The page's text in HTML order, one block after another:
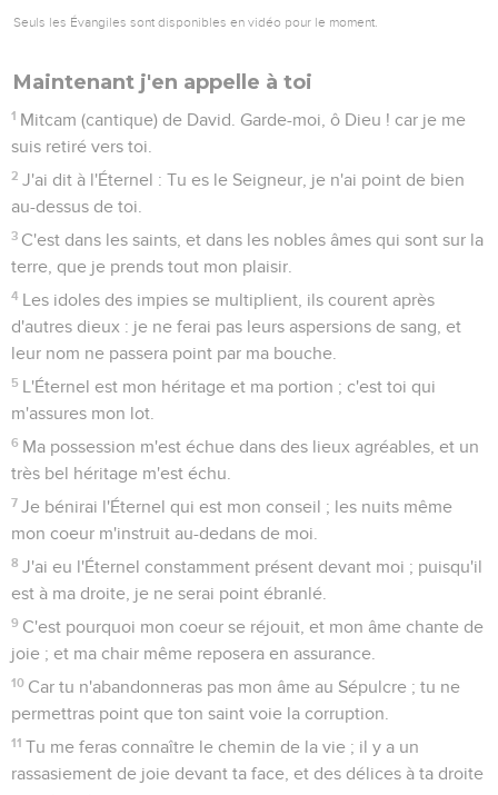
Seuls les Évangiles sont disponibles en vidéo pour le moment.
Maintenant j'en appelle à toi
1 Mitcam (cantique) de David. Garde-moi, ô Dieu ! car je me
suis retiré vers toi.
2 J'ai dit à l'Éternel : Tu es le Seigneur, je n'ai point de bien
au-dessus de toi.
3 C'est dans les saints, et dans les nobles âmes qui sont sur la
terre, que je prends tout mon plaisir.
4 Les idoles des impies se multiplient, ils courent après
d'autres dieux : je ne ferai pas leurs aspersions de sang, et
leur nom ne passera point par ma bouche.
5 L'Éternel est mon héritage et ma portion ; c'est toi qui
m'assures mon lot.
6 Ma possession m'est échue dans des lieux agréables, et un
très bel héritage m'est échu.
7 Je bénirai l'Éternel qui est mon conseil ; les nuits même
mon coeur m'instruit au-dedans de moi.
8 J'ai eu l'Éternel constamment présent devant moi ; puisqu'il
est à ma droite, je ne serai point ébranlé.
9 C'est pourquoi mon coeur se réjouit, et mon âme chante de
joie ; et ma chair même reposera en assurance.
10 Car tu n'abandonneras pas mon âme au Sépulcre ; tu ne
permettras point que ton saint voie la corruption.
11 Tu me feras connaître le chemin de la vie ; il y a un
rassasiement de joie devant ta face, et des délices à ta droite